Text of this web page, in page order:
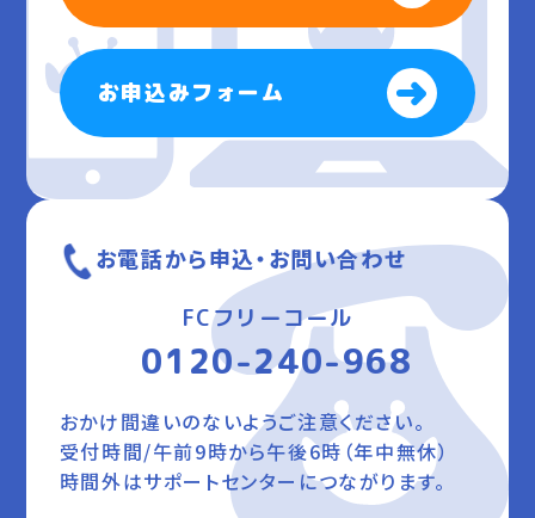
お申込みフォーム
お電話から申込・お問い合わせ
FCフリーコール
0120-240-968
おかけ間違いのないようご注意ください。
受付時間/午前9時から午後6時（年中無休）
時間外はサポートセンターにつながります。